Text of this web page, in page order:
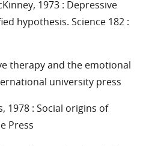
1973 : Depressive
hypothesis. Science 182 :
therapy and the emotional
university press
1978 : Social origins of
Press